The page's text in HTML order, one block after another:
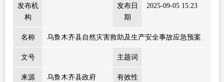
发布机
构
发布日
期
2025-09-05 15:23
名称 乌鲁木齐县自然灾害救助及生产安全事故应急预案
文号 主题词
来源 乌鲁木齐县政府 有效性